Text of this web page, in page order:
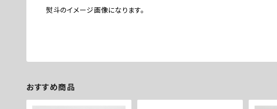
熨斗のイメージ画像になります。
おすすめ商品